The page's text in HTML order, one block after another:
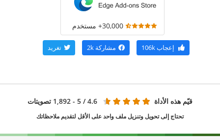
30,000+ مستخدم
إعجاب106k مشاركة 2k تغريد
قيّم هذه الأداة 4.6 / 5 - 1,892 تصويتات
تحتاج إلى تحويل وتنزيل ملف واحد على الأقل لتقديم ملاحظاتك